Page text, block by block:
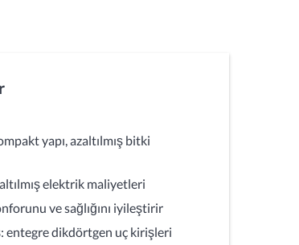
yapı, azaltılmış bitki
elektrik maliyetleri
ve sağlığını iyileştirir
entegre dikdörtgen uç kirişleri